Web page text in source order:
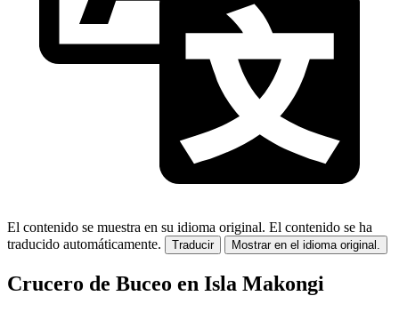
El contenido se muestra en su idioma original. El contenido se ha
traducido automáticamente.
Traducir Mostrar en el idioma original.
Crucero de Buceo en Isla Makongi